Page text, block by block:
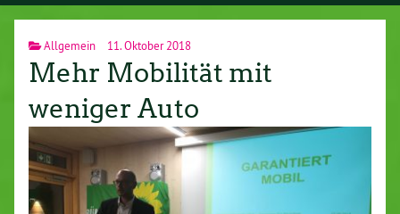
Allgemein 11. Oktober 2018
Mehr Mobilität mit
weniger Auto